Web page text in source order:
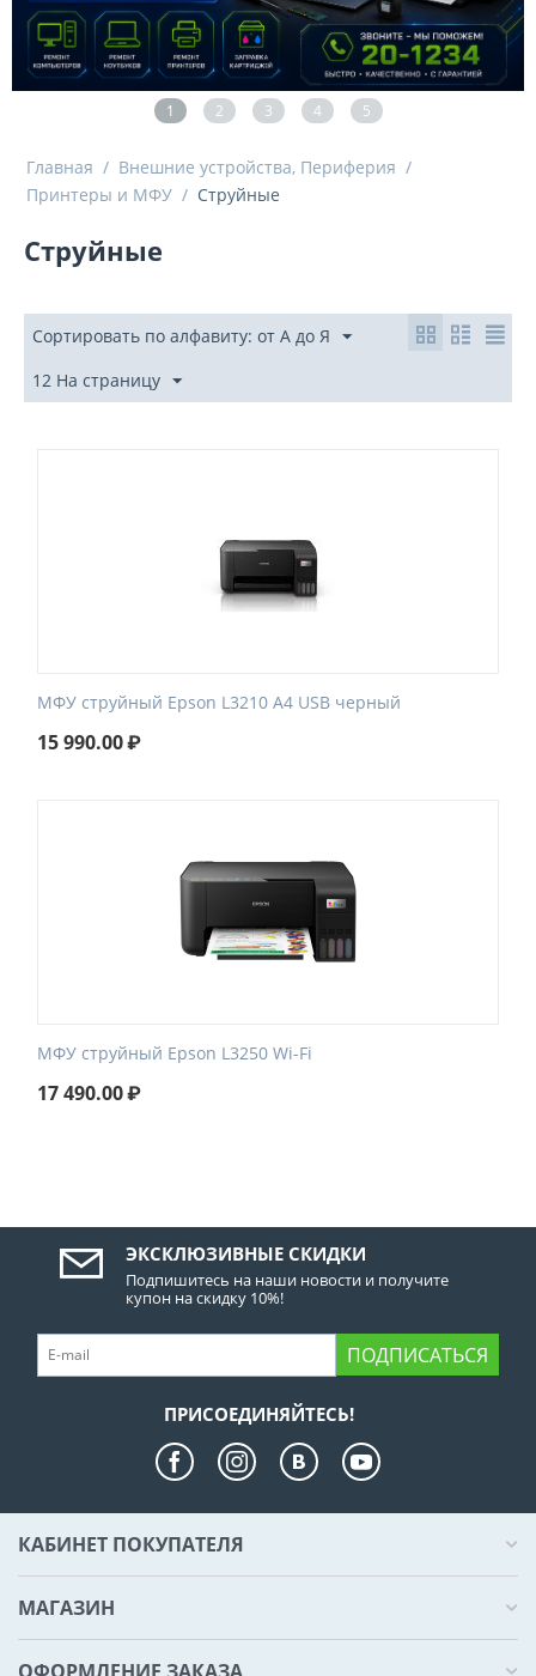
1 2 3 4 5
Главная / Внешние устройства, Периферия /
Принтеры и МФУ / Струйные
Струйные
Сортировать по алфавиту: от А до Я
12 На страницу
МФУ струйный Epson L3210 A4 USB черный
15 990.00₽
МФУ струйный Epson L3250 Wi-Fi
17 490.00₽
ЭКСКЛЮЗИВНЫЕ СКИДКИ
Подпишитесь на наши новости и получите
купон на скидку 10%!
ПОДПИСАТЬСЯ
ПРИСОЕДИНЯЙТЕСЬ!
КАБИНЕТ ПОКУПАТЕЛЯ
МАГАЗИН